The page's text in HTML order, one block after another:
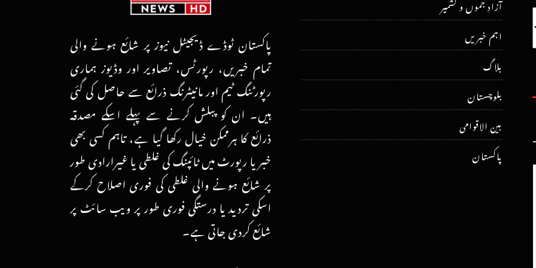
پاکستان ٹوڈے ڈیجیٹل نیوز پر شائع ہونے والی
تمام خبریں، رپورٹس، تصاویر اور وڈیوز ہماری
رپورٹنگ ٹیم اور مانیٹرنگ ذرائع سے حاصل کی گئی
ہیں۔ ان کو پبلش کرنے سے پہلے اسکے مصدقہ
ذرائع کا ہرممکن خیال رکھا گیا ہے، تاہم کسی بھی
خبر یا رپورٹ میں ٹائپنگ کی غلطی یا غیرارادی طور
پر شائع ہونے والی غلطی کی فوری اصلاح کرکے
اسکی تردید یا درستگی فوری طور پر ویب سائٹ پر
شائع کردی جاتی ہے۔
اہم خبریں
بلاگ
بلوچستان
بین الاقوامی
پاکستان